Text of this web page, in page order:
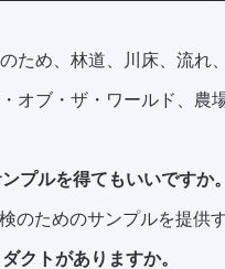
ため、林道、川床、流れ、
オブ・ザ・ワールド、農
プルを得てもいいですか。
のためのサンプルを提供
クトがありますか。